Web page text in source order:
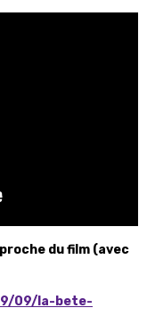
du film (avec
09/la-bete-